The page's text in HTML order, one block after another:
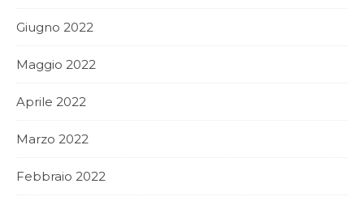
Giugno 2022
Maggio 2022
Aprile 2022
Marzo 2022
Febbraio 2022